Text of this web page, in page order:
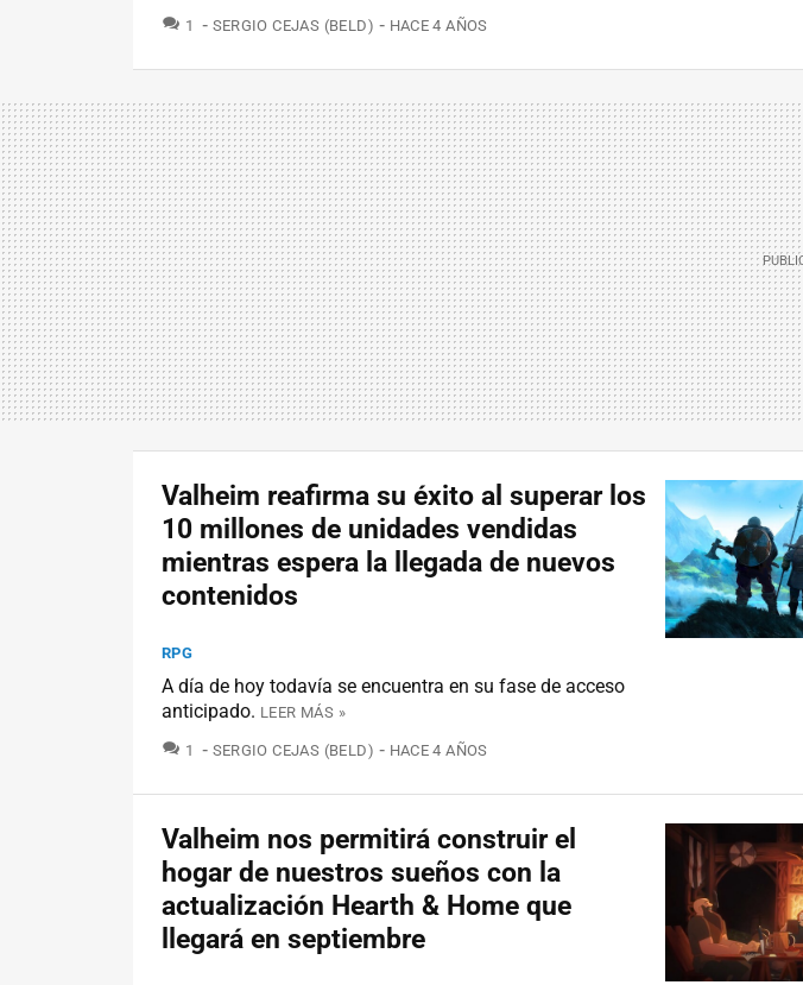
1 COMENTARIOS
SERGIO CEJAS (BELD) HACE 4 AÑOS
Valheim reafirma su éxito al superar los
10 millones de unidades vendidas
mientras espera la llegada de nuevos
contenidos
RPG
A día de hoy todavía se encuentra en su fase de acceso
anticipado. LEER MÁS »
1 COMENTARIOS
SERGIO CEJAS (BELD) HACE 4 AÑOS
Valheim nos permitirá construir el
hogar de nuestros sueños con la
actualización Hearth & Home que
llegará en septiembre